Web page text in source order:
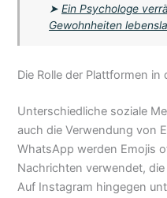
➤Ein Psychologe
Gewohnheiten
Die Rolle der Plattformen in
Unterschiedliche soziale
auch die Verwendung von
WhatsApp werden Emojis
Nachrichten verwendet,
Auf Instagram hingegen